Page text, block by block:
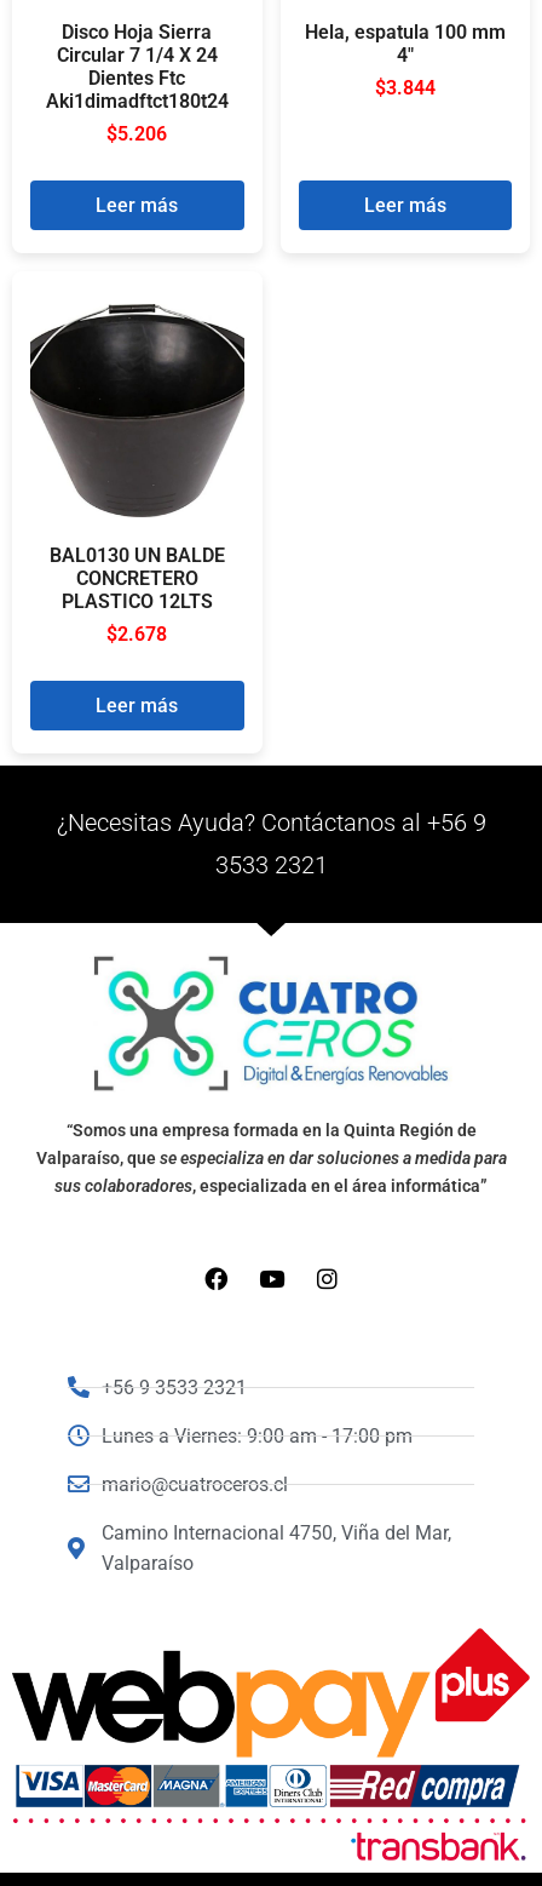
Disco Hoja Sierra
Circular 7 1/4 X 24
Dientes Ftc
Aki1dimadftct180t24
$5.206
Leer más
Hela, espatula 100 mm
4″
$3.844
Leer más
BAL0130 UN BALDE
CONCRETERO
PLASTICO 12LTS
$2.678
Leer más
¿Necesitas Ayuda? Contáctanos al +56 9
3533 2321
“Somos una empresa formada en la Quinta Región de
Valparaíso, quese especializa en dar soluciones a medida para
sus colaboradores, especializada en el área informática”
+56 9 3533 2321
Lunes a Viernes: 9:00 am - 17:00 pm
mario@cuatroceros.cl
Camino Internacional 4750, Viña del Mar,
Valparaíso